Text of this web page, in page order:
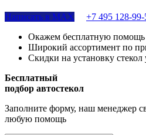
Написать в MAX
+7 495 128-99-
Окажем бесплатную помощь
Широкий ассортимент по
Скидки на установку стекол
Бесплатный
подбор автостекол
Заполните форму, наш менеджер
любую помощь